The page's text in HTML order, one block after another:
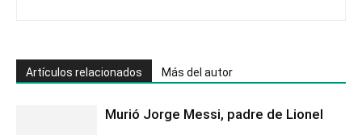
Artículos relacionados Más del autor
Murió Jorge Messi, padre de Lionel